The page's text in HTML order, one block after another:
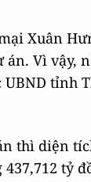
Xuân
Vì vậy,
tỉnh
thì diện
tỷ